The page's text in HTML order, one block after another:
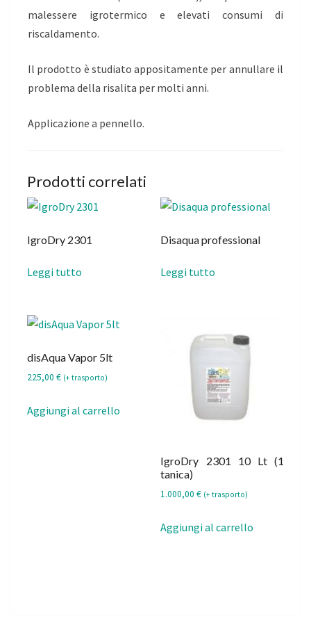
malessere igrotermico e elevati consumi di
riscaldamento.
Il prodotto è studiato appositamente per annullare il
problema della risalita per molti anni.
Applicazione a pennello.
Prodotti correlati
IgroDry 2301
Leggi tutto
Disaqua professional
Leggi tutto
disAqua Vapor 5lt
225,00 € (+ trasporto)
Aggiungi al carrello
IgroDry 2301 10 Lt (1
tanica)
1.000,00€ (+ trasporto)
Aggiungi al carrello